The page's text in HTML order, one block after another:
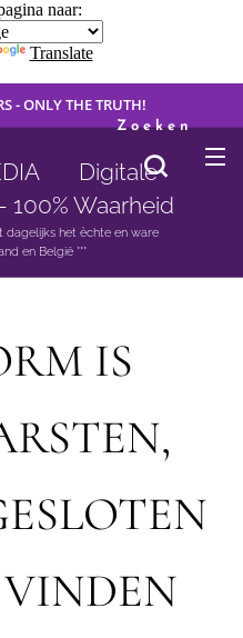
naar:
Translate
- ONLY THE TRUTH!
🟣 Digitale
Waarheid
dagelijks het èchte en ware
en België ***
Zoeken
IS